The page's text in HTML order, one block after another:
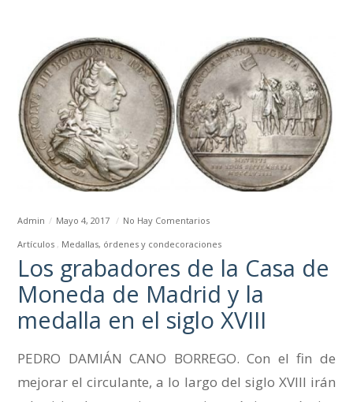
Admin Mayo 4, 2017
No Hay Comentarios
Artículos
Medallas, órdenes y condecoraciones
Los grabadores de la Casa de
Moneda de Madrid y la
medalla en el siglo XVIII
PEDRO DAMIÁN CANO BORREGO. Con el fin de
mejorar el circulante, a lo largo del siglo XVIII irán